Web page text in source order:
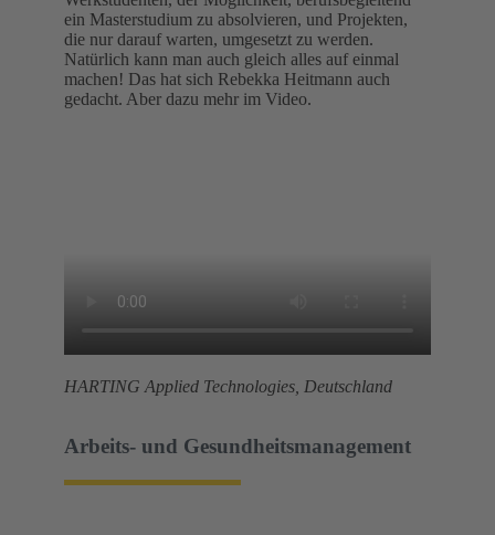
ein Masterstudium zu absolvieren, und Projekten,
die nur darauf warten, umgesetzt zu werden.
Natürlich kann man auch gleich alles auf einmal
machen! Das hat sich Rebekka Heitmann auch
gedacht. Aber dazu mehr im Video.
HARTING Applied Technologies, Deutschland
Arbeits- und Gesundheitsmanagement